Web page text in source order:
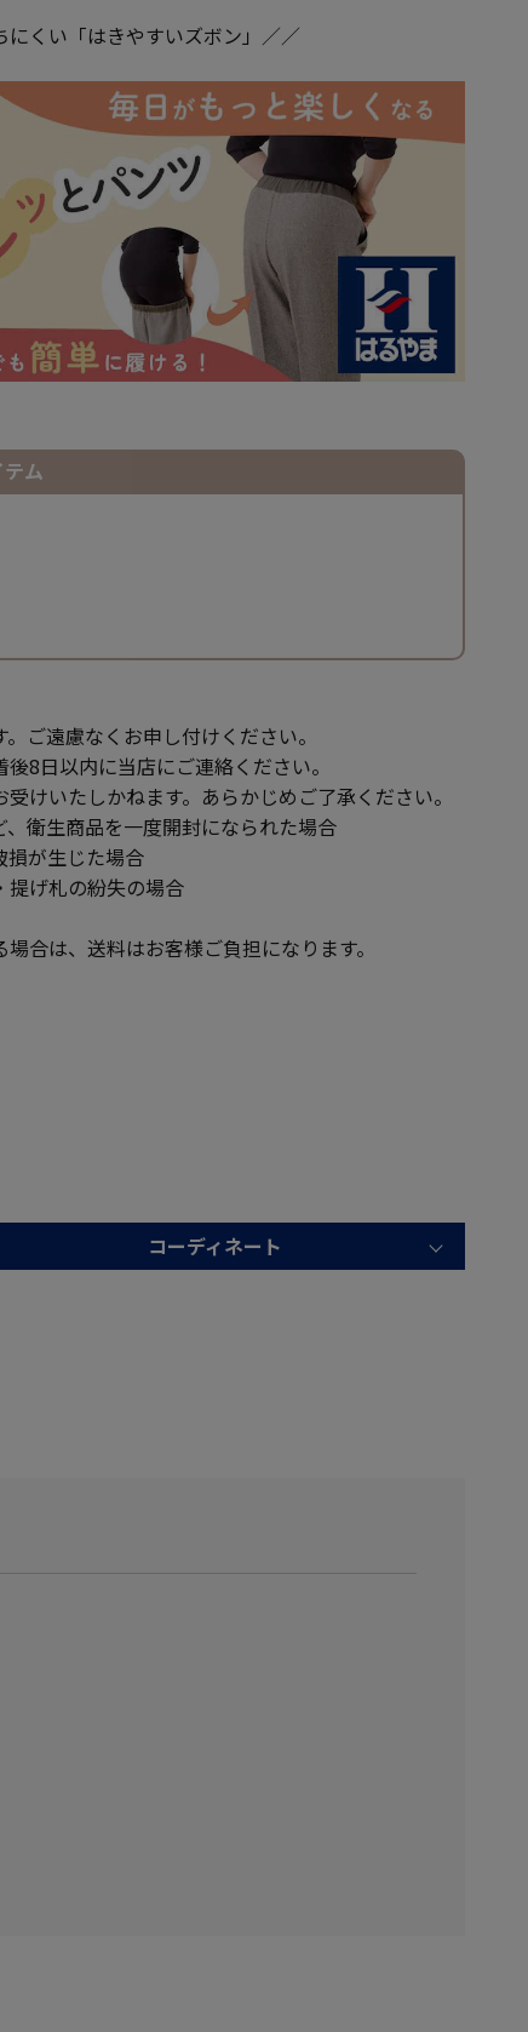
くい「はきやすいズボン」／／
ム
ご遠慮なくお申し付けください。
8日以内に当店にご連絡ください。
けいたしかねます。あらかじめご了承ください。
衛生商品を一度開封になられた場合
が生じた場合
げ札の紛失の場合
合は、送料はお客様ご負担になります。
コーディネート